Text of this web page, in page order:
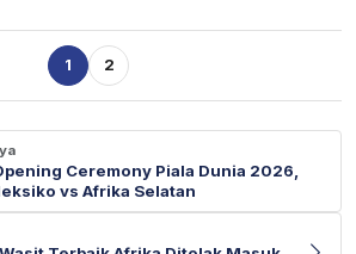
1 2
Ceremony Piala Dunia 2026,
vs Afrika Selatan